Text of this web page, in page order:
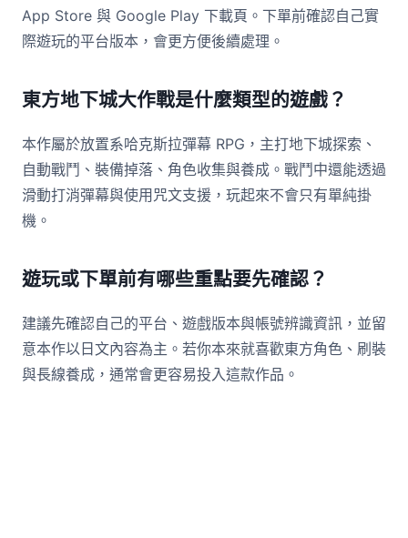
App Store 與 Google Play 下載頁。下單前確認自己實
際遊玩的平台版本，會更方便後續處理。
東方地下城大作戰是什麼類型的遊戲？
本作屬於放置系哈克斯拉彈幕 RPG，主打地下城探索、
自動戰鬥、裝備掉落、角色收集與養成。戰鬥中還能透過
滑動打消彈幕與使用咒文支援，玩起來不會只有單純掛
機。
遊玩或下單前有哪些重點要先確認？
建議先確認自己的平台、遊戲版本與帳號辨識資訊，並留
意本作以日文內容為主。若你本來就喜歡東方角色、刷裝
與長線養成，通常會更容易投入這款作品。